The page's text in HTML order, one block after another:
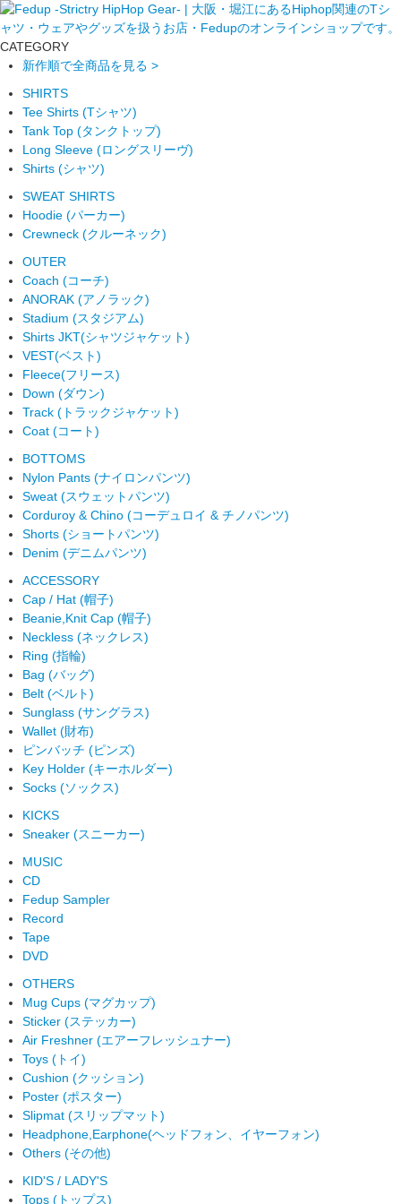
CATEGORY
新作順で全商品を見る >
SHIRTS
Tee Shirts (Tシャツ)
Tank Top (タンクトップ)
Long Sleeve (ロングスリーヴ)
Shirts (シャツ)
SWEAT SHIRTS
Hoodie (パーカー)
Crewneck (クルーネック)
OUTER
Coach (コーチ)
ANORAK (アノラック)
Stadium (スタジアム)
Shirts JKT(シャツジャケット)
VEST(ベスト)
Fleece(フリース)
Down (ダウン)
Track (トラックジャケット)
Coat (コート)
BOTTOMS
Nylon Pants (ナイロンパンツ)
Sweat (スウェットパンツ)
Corduroy & Chino (コーデュロイ & チノパンツ)
Shorts (ショートパンツ)
Denim (デニムパンツ)
ACCESSORY
Cap / Hat (帽子)
Beanie,Knit Cap (帽子)
Neckless (ネックレス)
Ring (指輪)
Bag (バッグ)
Belt (ベルト)
Sunglass (サングラス)
Wallet (財布)
ピンバッチ (ピンズ)
Key Holder (キーホルダー)
Socks (ソックス)
KICKS
Sneaker (スニーカー)
MUSIC
CD
Fedup Sampler
Record
Tape
DVD
OTHERS
Mug Cups (マグカップ)
Sticker (ステッカー)
Air Freshner (エアーフレッシュナー)
Toys (トイ)
Cushion (クッション)
Poster (ポスター)
Slipmat (スリップマット)
Headphone,Earphone(ヘッドフォン、イヤーフォン)
Others (その他)
KID'S / LADY'S
Tops (トップス)